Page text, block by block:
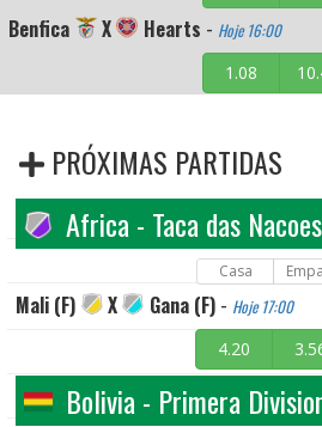
Benfica X Hearts - Hoje 16:00
1.08
PRÓXIMAS PARTIDAS
Africa - Taca das
Casa
Mali (F) X Gana (F) - Hoje 17:00
4.20
Bolivia - Primera